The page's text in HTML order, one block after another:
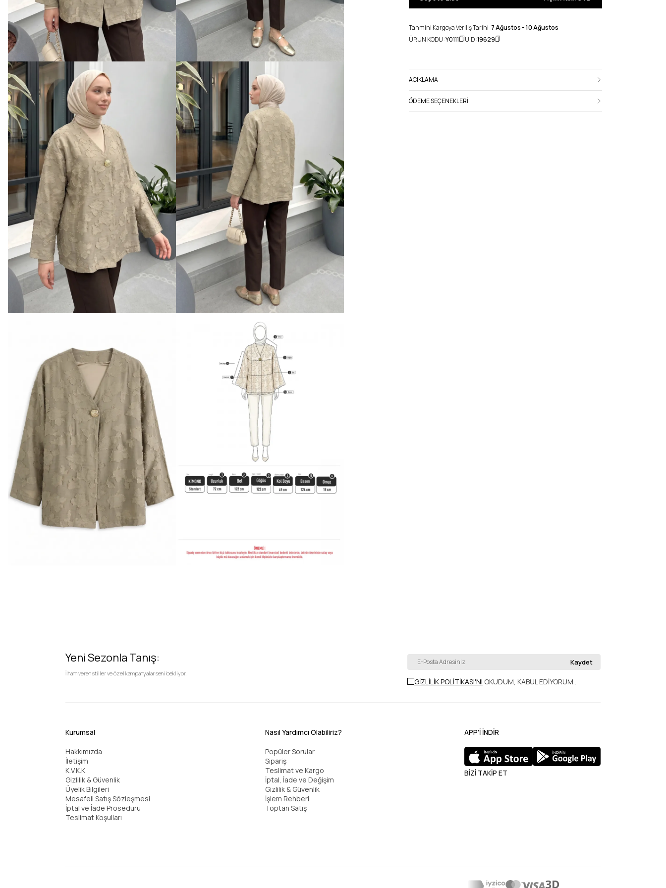
Tahmini Kargoya Veriliş Tarihi :7 Ağustos - 10 Ağustos
ÜRÜN KODU :Y0111 UID :19629
AÇIKLAMA
ÖDEME SEÇENEKLERI
Yeni Sezonla Tanış:
İlham veren stiller ve özel kampanyalar seni bekliyor.
Kaydet
GİZLİLİK POLİTİKASI'NI OKUDUM, KABUL EDİYORUM.
Kurumsal
Hakkımızda
İletişim
K.V.K.K
Gizlilik & Güvenlik
Üyelik Bilgileri
Mesafeli Satış Sözleşmesi
İptal ve İade Prosedürü
Teslimat Koşulları
Nasıl Yardımcı Olabiliriz?
Popüler Sorular
Sipariş
Teslimat ve Kargo
İptal, İade ve Değişim
Gizlilik & Güvenlik
İşlem Rehberi
Toptan Satış
APP'İ İNDİR
BİZİ TAKİP ET